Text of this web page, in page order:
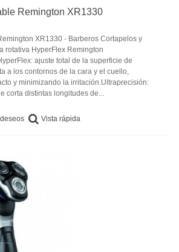
Remington XR1330
XR1330 - Barberos Cortapelos y
rotativa HyperFlex Remington
ajuste total de la superficie de
a los contornos de la cara y el cuello,
y minimizando la irritación.Ultraprecisión:
corta distintas longitudes de...
Vista rápida